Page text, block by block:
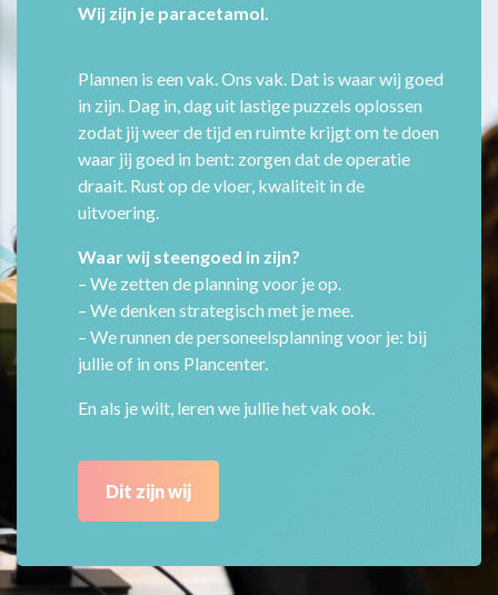
Wij zijn je paracetamol.
Plannen is een vak. Ons vak. Dat is waar wij goed
in zijn. Dag in, dag uit lastige puzzels oplossen
zodat jij weer de tijd en ruimte krijgt om te doen
waar jij goed in bent: zorgen dat de operatie
draait. Rust op de vloer, kwaliteit in de
uitvoering.
Waar wij steengoed in zijn?
– We zetten de planning voor je op.
– We denken strategisch met je mee.
– We runnen de personeelsplanning voor je: bij
jullie of in ons Plancenter.
En als je wilt, leren we jullie het vak ook.
Dit zijn wij